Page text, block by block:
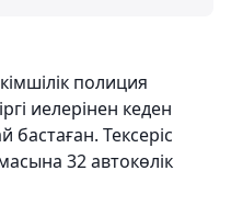
полиция
иелерінен кеден
Тексеріс
32 автокөлік